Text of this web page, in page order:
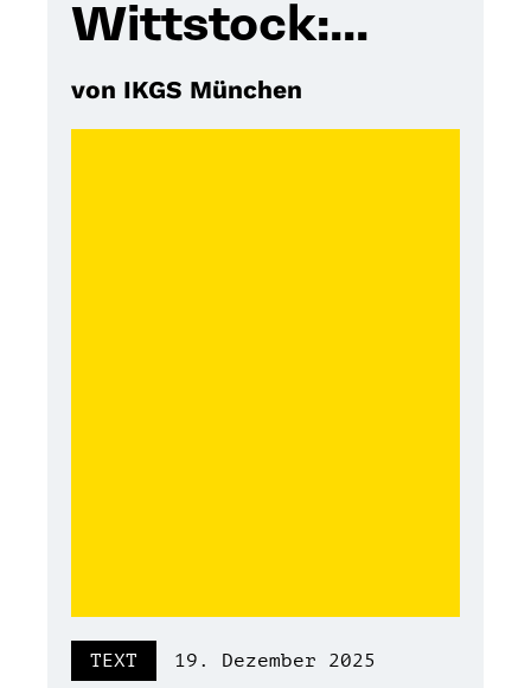
Wittstock:...
von IKGS München
TEXT 19. Dezember 2025